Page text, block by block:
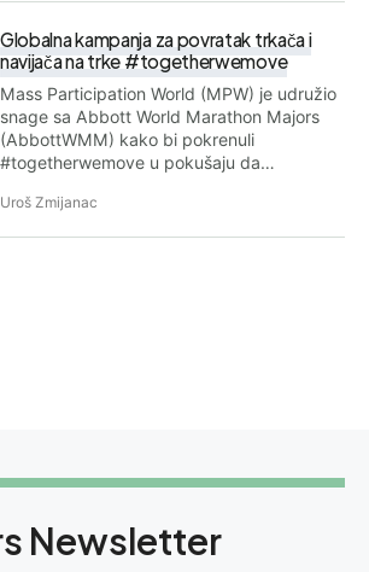
Globalna kampanja za povratak trkača i
navijača na trke #togetherwemove
Mass Participation World (MPW) je udružio
snage sa Abbott World Marathon Majors
(AbbottWMM) kako bi pokrenuli
#togetherwemove u pokušaju da…
Uroš Zmijanac
Newsletter